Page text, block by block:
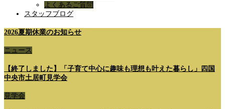
よくあるご質問
スタッフブログ
2026夏期休業のお知らせ
ニュース
【終了しました】「子育て中心に趣味も理想も叶えた暮らし」四国
中央市土居町見学会
見学会